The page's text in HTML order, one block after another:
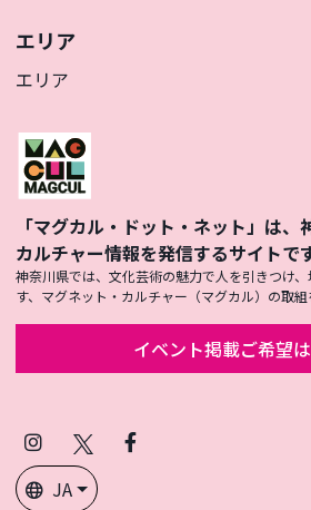
エリア
エリア
「マグカル・ドット・ネット」は、
カルチャー情報を発信するサイトです
神奈川県では、文化芸術の魅力で人を引きつけ
す、マグネット・カルチャー（マグカル）の取
イベント掲載ご希望
Instagram
(Twitter)
Facebook
JA